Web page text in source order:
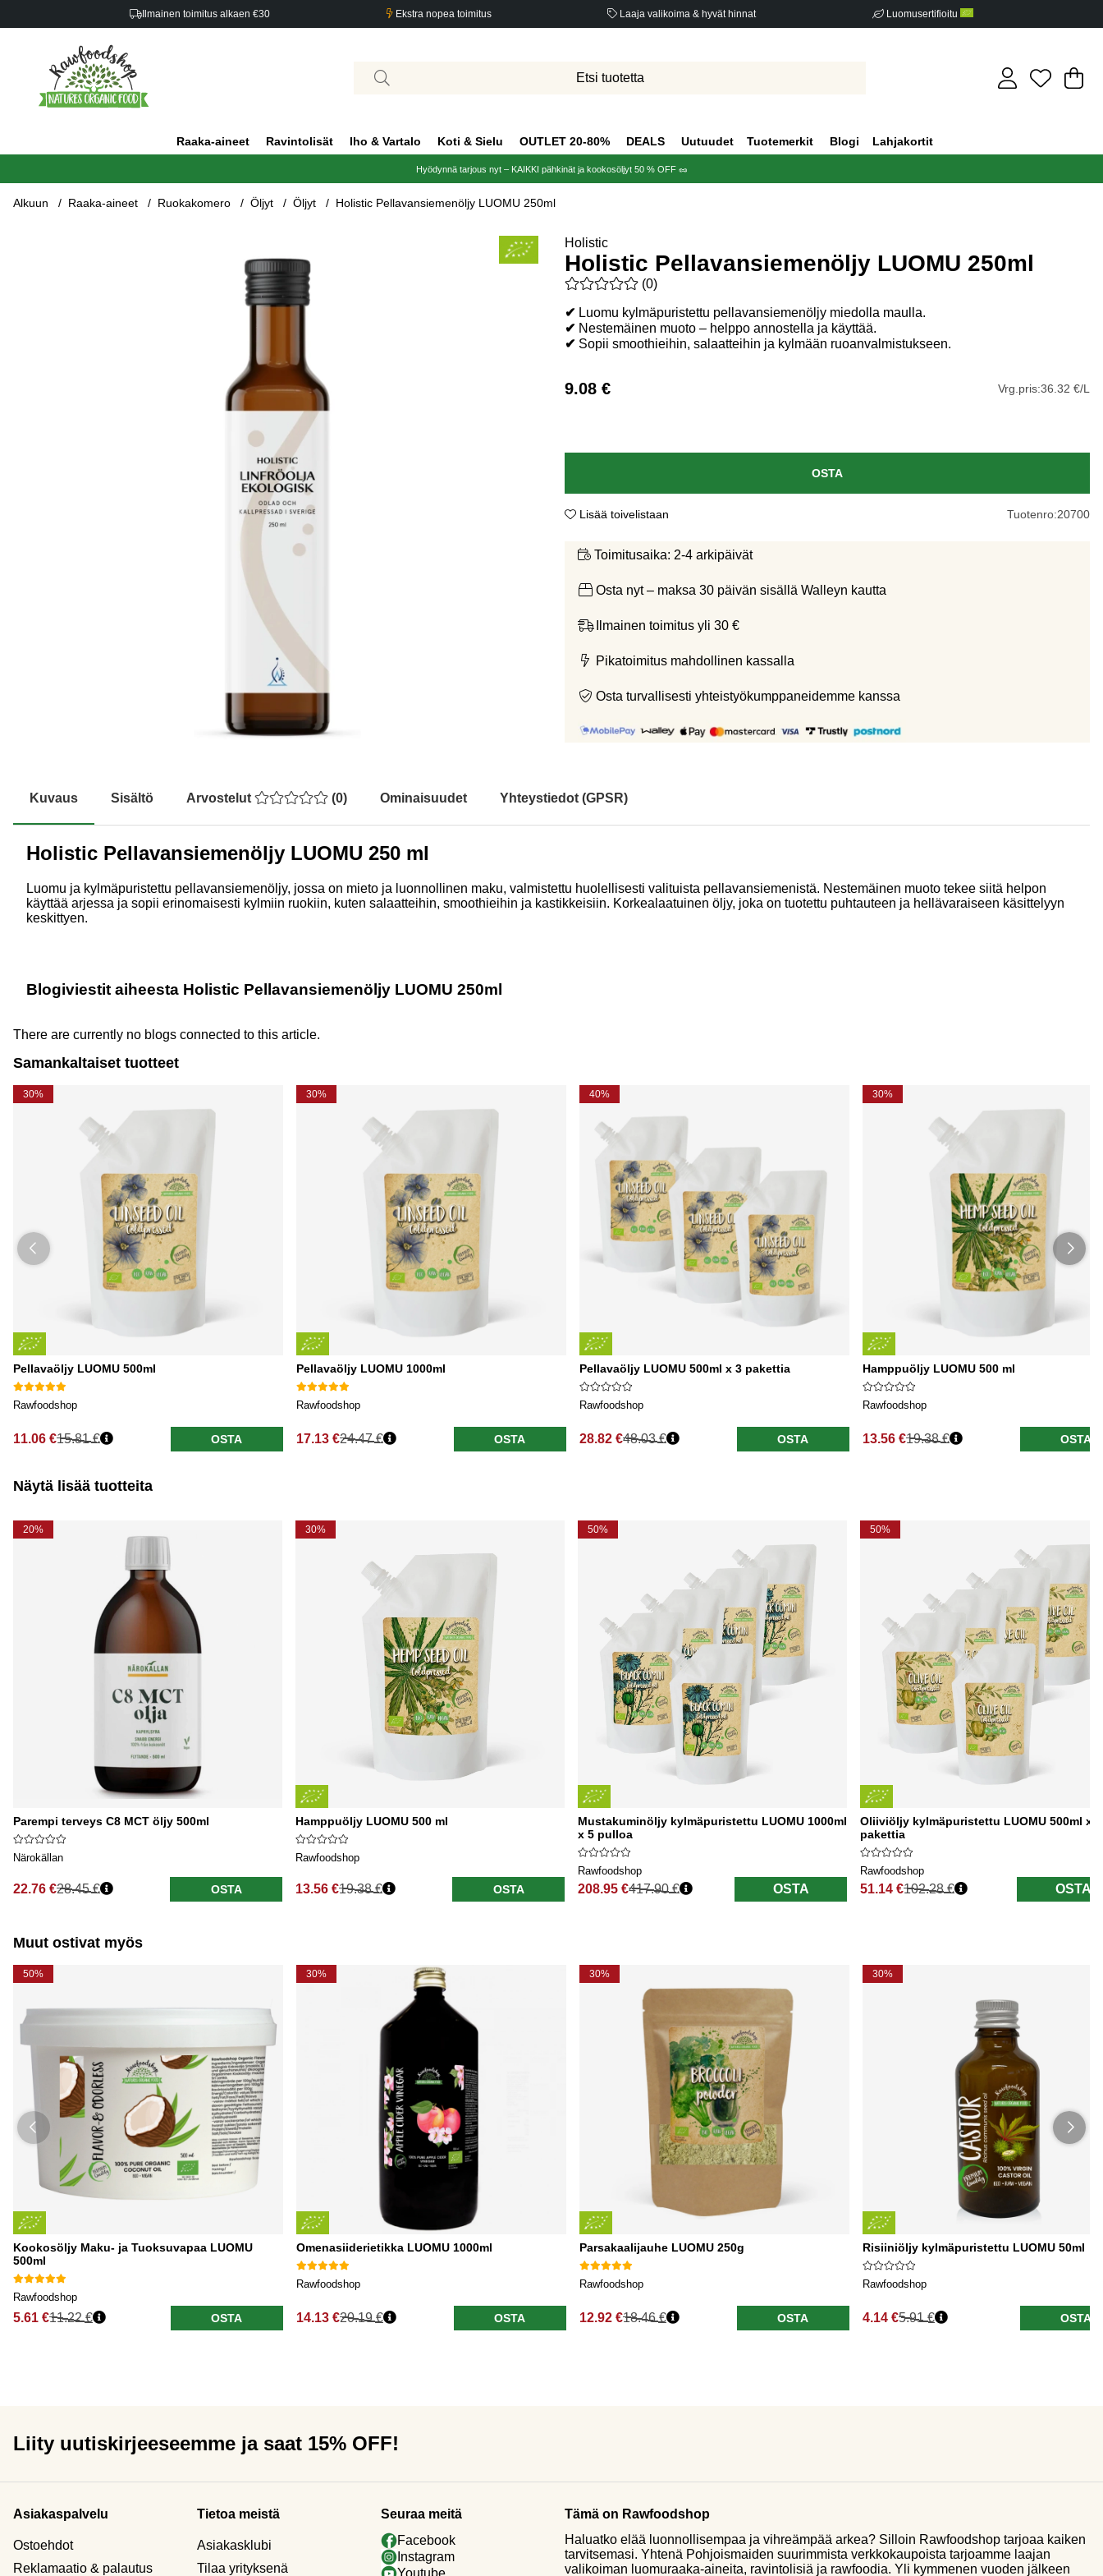
Ilmainen toimitus alkaen €30 Ekstra nopea toimitus Laaja valikoima & hyvät hinnat Luomusertifioitu
.
Raaka-aineet Ravintolisät Iho & Vartalo Koti & Sielu OUTLET 20-80% DEALS Uutuudet Tuotemerkit Blogi Lahjakortit
Hyödynnä tarjous nyt – KAIKKI pähkinät ja kookosöljyt 50 % OFF 🥜
Alkuun Raaka-aineet Ruokakomero Öljyt Öljyt Holistic Pellavansiemenöljy LUOMU 250ml
Holistic
Holistic Pellavansiemenöljy LUOMU 250ml
Keskiarvoluokitus 0 / 5 Arvioiden määrä 0
(0)
✔ Luomu kylmäpuristettu pellavansiemenöljy miedolla maulla.
✔ Nestemäinen muoto – helppo annostella ja käyttää.
✔ Sopii smoothieihin, salaatteihin ja kylmään ruoanvalmistukseen.
9.08 € Vrg.pris:36.32 €/L
OSTA
Lisää toivelistaan Tuotenro:20700
Toimitusaika: 2-4 arkipäivät
Osta nyt – maksa 30 päivän sisällä Walleyn kautta
Ilmainen toimitus yli 30 €
Pikatoimitus mahdollinen kassalla
Osta turvallisesti yhteistyökumppaneidemme kanssa
Kuvaus Sisältö Arvostelut (0) Ominaisuudet Yhteystiedot (GPSR)
Holistic Pellavansiemenöljy LUOMU 250 ml
Luomu ja kylmäpuristettu pellavansiemenöljy, jossa on mieto ja luonnollinen maku, valmistettu huolellisesti valituista pellavansiemenistä. Nestemäinen muoto tekee siitä helpon
käyttää arjessa ja sopii erinomaisesti kylmiin ruokiin, kuten salaatteihin, smoothieihin ja kastikkeisiin. Korkealaatuinen öljy, joka on tuotettu puhtauteen ja hellävaraiseen käsittelyyn
keskittyen.
Blogiviestit aiheesta Holistic Pellavansiemenöljy LUOMU 250ml
There are currently no blogs connected to this article.
Samankaltaiset tuotteet
30%
Pellavaöljy LUOMU 500ml
Rawfoodshop
11.06 €15.81 € OSTA
30%
Pellavaöljy LUOMU 1000ml
Rawfoodshop
17.13 €24.47 € OSTA
40%
Pellavaöljy LUOMU 500ml x 3 pakettia
Rawfoodshop
28.82 €48.03 € OSTA
30%
Hamppuöljy LUOMU 500 ml
Rawfoodshop
13.56 €19.38 € OSTA
Näytä lisää tuotteita
20%
Parempi terveys C8 MCT öljy 500ml
Närokällan
22.76 €
Normaali hinta
28.45 € OSTA
30%
Hamppuöljy LUOMU 500 ml
Rawfoodshop
13.56 €
Normaali hinta
19.38 € OSTA
50%
Mustakuminöljy kylmäpuristettu LUOMU 1000ml
x 5 pulloa
Rawfoodshop
208.95 €
Normaali hinta
417.90 € OSTA
50%
Oliiviöljy kylmäpuristettu LUOMU 500ml x 5
pakettia
Rawfoodshop
51.14 €
Normaali hinta
102.28 € OSTA
Muut ostivat myös
50%
Kookosöljy Maku- ja Tuoksuvapaa LUOMU
500ml
Rawfoodshop
5.61 €11.22 € OSTA
30%
Omenasiiderietikka LUOMU 1000ml
Rawfoodshop
14.13 €20.19 € OSTA
30%
Parsakaalijauhe LUOMU 250g
Rawfoodshop
12.92 €18.46 € OSTA
30%
Risiiniöljy kylmäpuristettu LUOMU 50ml
Rawfoodshop
4.14 €5.91 € OSTA
Liity uutiskirjeeseemme ja saat 15% OFF!
Asiakaspalvelu
Ostoehdot
Reklamaatio & palautus
Tietoa meistä
Asiakasklubi
Tilaa yrityksenä
Seuraa meitä
Facebook
Instagram
Youtube
Tämä on Rawfoodshop
Haluatko elää luonnollisempaa ja vihreämpää arkea? Silloin Rawfoodshop tarjoaa kaiken
tarvitsemasi. Yhtenä Pohjoismaiden suurimmista verkkokaupoista tarjoamme laajan
valikoiman luomuraaka-aineita, ravintolisiä ja rawfoodia. Yli kymmenen vuoden jälkeen